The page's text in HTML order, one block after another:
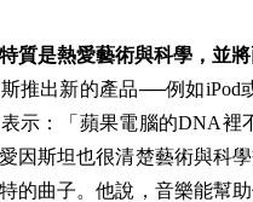
質是熱愛藝術與科學，並將
推出新的產品──例如iPod
示：「蘋果電腦的DNA裡
因斯坦也很清楚藝術與科
的曲子。他說，音樂能幫